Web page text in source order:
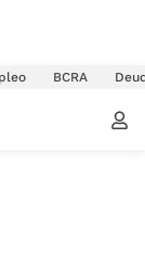
BCRA